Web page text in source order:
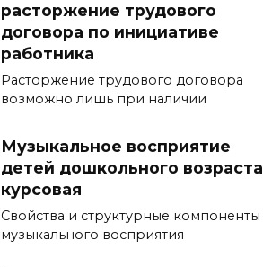
расторжение трудового
договора по инициативе
работника
Расторжение трудового договора
возможно лишь при наличии
Музыкальное восприятие
детей дошкольного возраста
курсовая
Свойства и структурные компоненты
музыкального восприятия